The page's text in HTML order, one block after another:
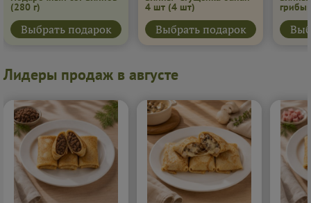
(280 г)
Выбрать подарок
4 шт (4 шт)
Выбрать подарок
Лидеры продаж в августе